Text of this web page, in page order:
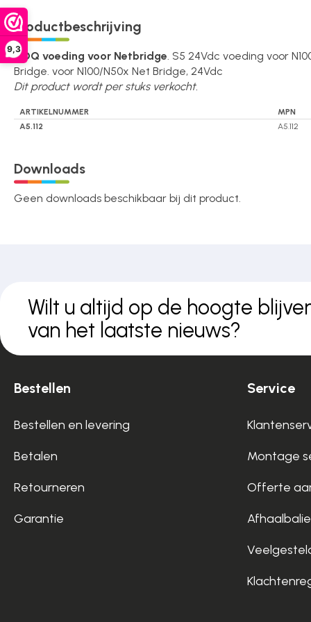
9,3
Over ons
Contact
Productbeschrijving
ILOQ voeding voor Netbridge. S5 24Vdc voeding voor
Bridge. voor N100/N50x Net Bridge, 24Vdc
Dit product wordt per stuks verkocht.
ARTIKELNUMMER
MPN
A5.112
A5.112
Downloads
Geen downloads beschikbaar bij dit product.
Wilt u altijd op de hoogte
van het laatste nieuws?
Bestellen
Bestellen en levering
Betalen
Retourneren
Garantie
Service
Montage
Offerte
Afhaalbalie